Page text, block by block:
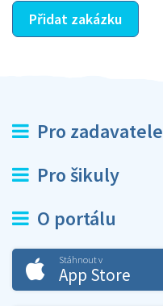
Přidat zakázku
Pro zadavatele
Pro šikuly
O portálu
Stáhnout v
App Store